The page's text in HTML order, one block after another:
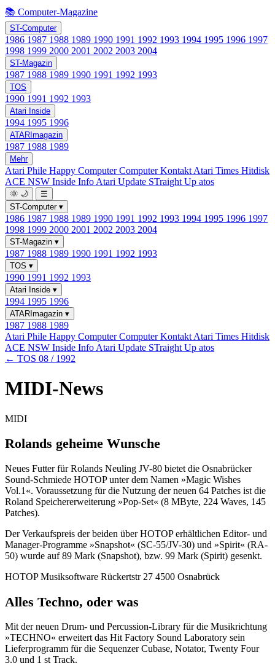
📚 Computer-Magazine
ST-Computer
1986 1987 1988 1989 1990 1991 1992 1993 1994 1995 1996 1997
1998 1999 2000 2001 2002 2003 2004
ST-Magazin
1987 1988 1989 1990 1991 1992 1993
TOS
1990 1991 1992 1993
Atari Inside
1994 1995 1996
ATARImagazin
1987 1988 1989
Mehr
Atari Phile Happy ComputerComputer Kontakt Atari Times Hitdisk
ACE NSW Inside Info Atari Update STraight Up atos
🌞 🌙
☰
ST-Computer ▾
1986 1987 1988 1989 1990 1991 1992 1993 1994 1995 1996 1997
1998 1999 2000 2001 2002 2003 2004
ST-Magazin ▾
1987 1988 1989 1990 1991 1992 1993
TOS ▾
1990 1991 1992 1993
Atari Inside ▾
1994 1995 1996
ATARImagazin ▾
1987 1988 1989
Atari Phile Happy ComputerComputer Kontakt Atari Times Hitdisk
ACE NSW Inside Info Atari Update STraight Up atos
← TOS 08 / 1992
MIDI-News
MIDI
Rolands geheime Wunsche
Neues Futter für Rolands Neuling JV-80 bietet die Osnabrücker
Sound-Schmiede HOTOP unter dem Namen »Magic Wishes
Vol.1«. Voraussetzung für die Nutzung der neuen 64 Patches ist die
Roland Speichererweiterung »Pop-Set« (8 MByte, 224 Waves, 145
Patches).
Der Verkaufspreis der beiden über HOTOP erhältlichen Editor- und
Manager-Programme »Snapshot« (SC-55/JV-30) und »Spirit« (RA-
50) wurde auf 89 Mark (Snapshot), bzw. 99 Mark (Spirit) gesenkt.
HOTOP Musiksoftware Rückertstr 27 4500 Osnabrück
Alles Techno, oder was
Mit der neuen Drum- und Percussion-Library für die Musikrichtung
»TECHNO« erweitert das Hit Factory Sound Laboratory sein
Lieferprogramm für die Sequenzer Cubase, Notator, Twenty Four
3.0 und 1 st Track.